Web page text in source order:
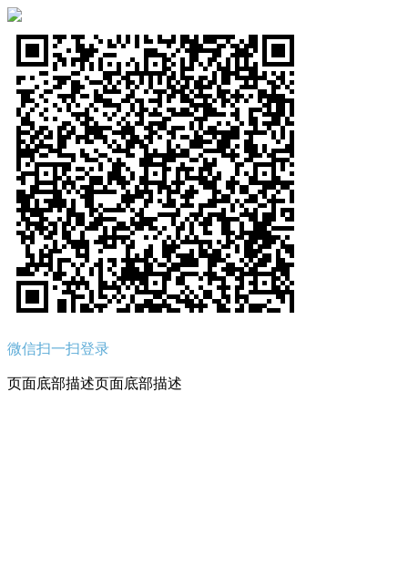
微信扫一扫登录
页面底部描述页面底部描述